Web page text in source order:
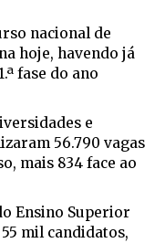
nacional de
hoje, havendo já
fase do ano
e
56.790 vagas
mais 834 face ao
Ensino Superior
mil candidatos,